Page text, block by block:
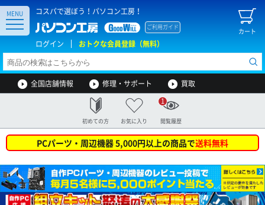
コスパで選ぼう！パソコン工房！
カート
ご利用ガイド
ログイン おトクな会員登録（無料）
MENU
全国店舗情報 修理・サポート 買取
初めての方 お気に入り 閲覧履歴
1
PCパーツ・周辺機器 5,000円以上の商品で送料無料